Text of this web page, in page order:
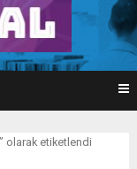
olarak etiketlendi